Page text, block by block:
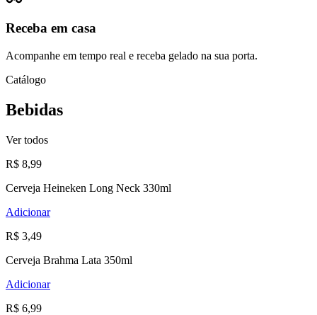
Receba em casa
Acompanhe em tempo real e receba gelado na sua porta.
Catálogo
Bebidas
Ver todos
R$ 8,99
Cerveja Heineken Long Neck 330ml
Adicionar
R$ 3,49
Cerveja Brahma Lata 350ml
Adicionar
R$ 6,99